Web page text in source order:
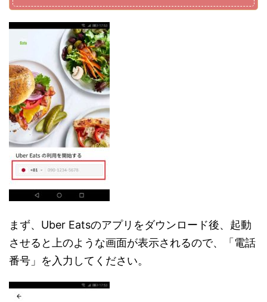
まず、Uber Eatsのアプリをダウンロード後、起動
させると上のような画面が表示されるので、「電話
番号」を入力してください。